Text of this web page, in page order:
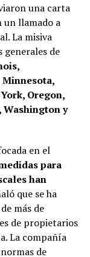
una carta
un llamado a
La misiva
de
Oregon,
Washington y
en el
para
han
que se ha
más de
de propietarios
La compañía
de